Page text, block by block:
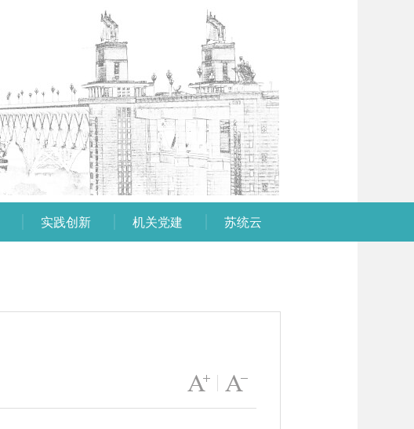
实践创新 机关党建 苏统云
字号变小